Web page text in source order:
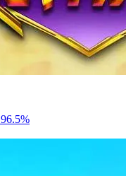
96.5%